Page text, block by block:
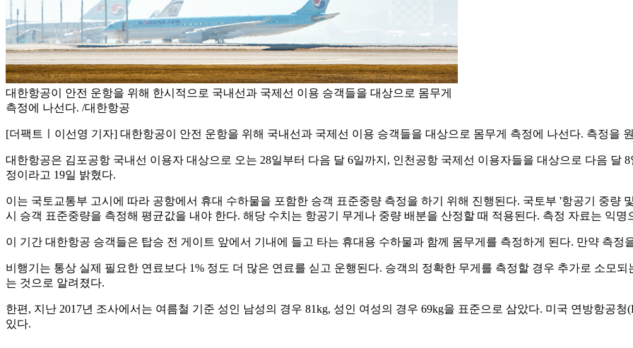
대한항공이 안전 운항을 위해 한시적으로 국내선과 국제선 이용 승객들을 대상으로 몸무게
측정에 나선다. /대한항공
[더팩트ㅣ이선영 기자] 대한항공이 안전 운항을 위해 국내선과 국제선 이용 승객들을 대상으로 몸무게 측정에 나선다. 측정을
대한항공은 김포공항 국내선 이용자 대상으로 오는 28일부터 다음 달 6일까지, 인천공항 국제선 이용자들을 대상으로 다음 달
정이라고 19일 밝혔다.
이는 국토교통부 고시에 따라 공항에서 휴대 수하물을 포함한 승객 표준중량 측정을 하기 위해 진행된다. 국토부 '항공기 중량
시 승객 표준중량을 측정해 평균값을 내야 한다. 해당 수치는 항공기 무게나 중량 배분을 산정할 때 적용된다. 측정 자료는 익
이 기간 대한항공 승객들은 탑승 전 게이트 앞에서 기내에 들고 타는 휴대용 수하물과 함께 몸무게를 측정하게 된다. 만약 측정
비행기는 통상 실제 필요한 연료보다 1% 정도 더 많은 연료를 싣고 운행된다. 승객의 정확한 무게를 측정할 경우 추가로 소모
는 것으로 알려졌다.
한편, 지난 2017년 조사에서는 여름철 기준 성인 남성의 경우 81kg, 성인 여성의 경우 69kg을 표준으로 삼았다. 미국 연방항공
있다.